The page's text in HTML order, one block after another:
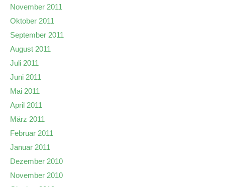
November 2011
Oktober 2011
September 2011
August 2011
Juli 2011
Juni 2011
Mai 2011
April 2011
März 2011
Februar 2011
Januar 2011
Dezember 2010
November 2010